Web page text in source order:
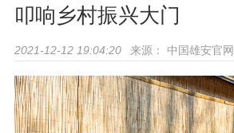
叩响乡村振兴大门
2021-12-12 19:04:20 来源： 中国雄安官网